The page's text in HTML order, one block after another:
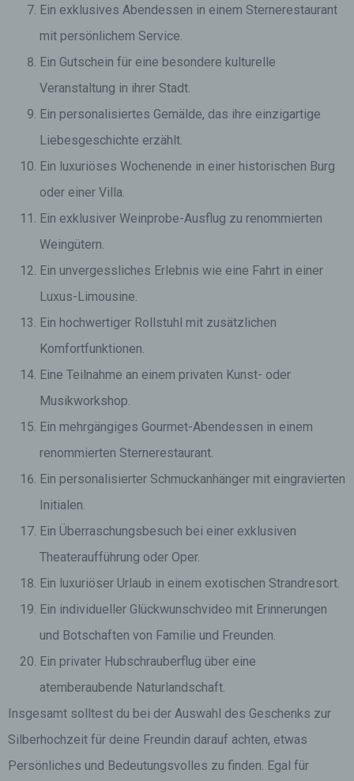
Ein exklusives Abendessen in einem Sternerestaurant
mit persönlichem Service.
Ein Gutschein für eine besondere kulturelle
Veranstaltung in ihrer Stadt.
Ein personalisiertes Gemälde, das ihre einzigartige
Liebesgeschichte erzählt.
Ein luxuriöses Wochenende in einer historischen Burg
oder einer Villa.
Ein exklusiver Weinprobe-Ausflug zu renommierten
Weingütern.
Ein unvergessliches Erlebnis wie eine Fahrt in einer
Luxus-Limousine.
Ein hochwertiger Rollstuhl mit zusätzlichen
Komfortfunktionen.
Eine Teilnahme an einem privaten Kunst- oder
Musikworkshop.
Ein mehrgängiges Gourmet-Abendessen in einem
renommierten Sternerestaurant.
Ein personalisierter Schmuckanhänger mit eingravierten
Initialen.
Ein Überraschungsbesuch bei einer exklusiven
Theateraufführung oder Oper.
Ein luxuriöser Urlaub in einem exotischen Strandresort.
Ein individueller Glückwunschvideo mit Erinnerungen
und Botschaften von Familie und Freunden.
Ein privater Hubschrauberflug über eine
atemberaubende Naturlandschaft.
Insgesamt solltest du bei der Auswahl des Geschenks zur
Silberhochzeit für deine Freundin darauf achten, etwas
Persönliches und Bedeutungsvolles zu finden. Egal für